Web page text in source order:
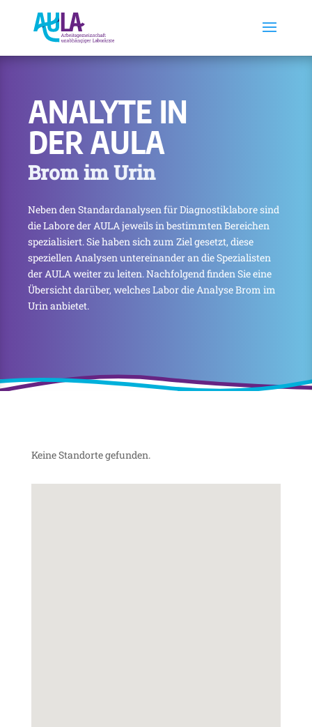
ANALYTE IN
DER AULA
Brom im Urin
Neben den Standardanalysen für Diagnostiklabore sind
die Labore der AULA jeweils in bestimmten Bereichen
spezialisiert. Sie haben sich zum Ziel gesetzt, diese
speziellen Analysen untereinander an die Spezialisten
der AULA weiter zu leiten. Nachfolgend finden Sie eine
Übersicht darüber, welches Labor die Analyse Brom im
Urin anbietet.
Keine Standorte gefunden.